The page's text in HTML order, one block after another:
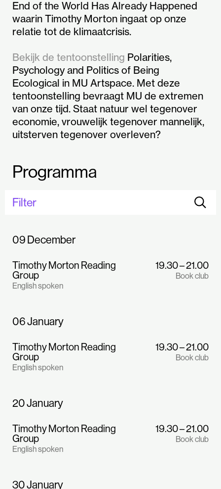
End of the World Has Already Happened
waarin Timothy Morton ingaat op onze
relatie tot de klimaatcrisis.
Bekijk de tentoonstelling Polarities,
Psychology and Politics of Being
Ecological in MU Artspace. Met deze
tentoonstelling bevraagt MU de extremen
van onze tijd. Staat natuur wel tegenover
economie, vrouwelijk tegenover mannelijk,
uitsterven tegenover overleven?
Programma
Filter
09 December
Timothy Morton Reading
Group
English spoken
19.30 – 21.00
Book club
06 January
Timothy Morton Reading
Group
English spoken
19.30 – 21.00
Book club
20 January
Timothy Morton Reading
Group
English spoken
19.30 – 21.00
Book club
30 January